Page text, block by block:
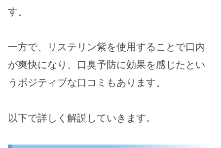
す。
一方で、リステリン紫を使用することで口内
が爽快になり、口臭予防に効果を感じたとい
うポジティブな口コミもあります。
以下で詳しく解説していきます。